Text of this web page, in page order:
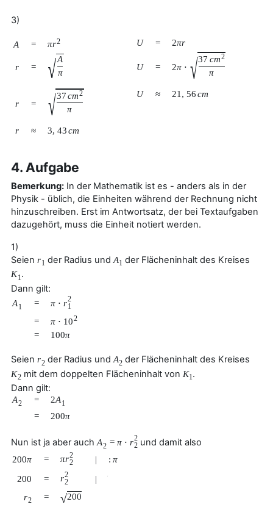
3)
A = πr2
r = √A
π
r = √37cm2
π
r ≈ 3, 43cm
U = 2πr
U = 2π ⋅ √37 cm2
π
U ≈ 21 , 56cm
4. Aufgabe
Bemerkung: In der Mathematik ist es - anders als in der
Physik - üblich, die Einheiten während der Rechnung nicht
hinzuschreiben. Erst im Antwortsatz, der bei Textaufgaben
dazugehört, muss die Einheit notiert werden.
1)
Seien r1 der Radius und A1 der Flächeninhalt des Kreises
K1.
Dann gilt:
A1 = π ⋅ r2
1
= π ⋅ 102
= 100π
Seien r2der Radius undA2 der Flächeninhalt des Kreises
K2mit dem doppelten Flächeninhalt von K1.
Dann gilt:
A2 = 2A1
= 200π
Nun ist ja aber auchA2 = π ⋅ r2
2 und damit also
200π = πr2
2
| : π
200
= r2
2
|
r2 = √200